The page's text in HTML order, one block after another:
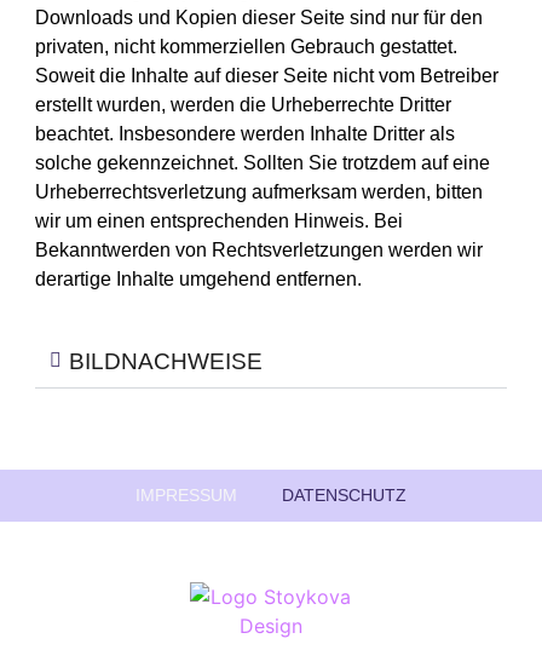
Downloads und Kopien dieser Seite sind nur für den
privaten, nicht kommerziellen Gebrauch gestattet.
Soweit die Inhalte auf dieser Seite nicht vom Betreiber
erstellt wurden, werden die Urheberrechte Dritter
beachtet. Insbesondere werden Inhalte Dritter als
solche gekennzeichnet. Sollten Sie trotzdem auf eine
Urheberrechtsverletzung aufmerksam werden, bitten
wir um einen entsprechenden Hinweis. Bei
Bekanntwerden von Rechtsverletzungen werden wir
derartige Inhalte umgehend entfernen.
BILDNACHWEISE
IMPRESSUM DATENSCHUTZ